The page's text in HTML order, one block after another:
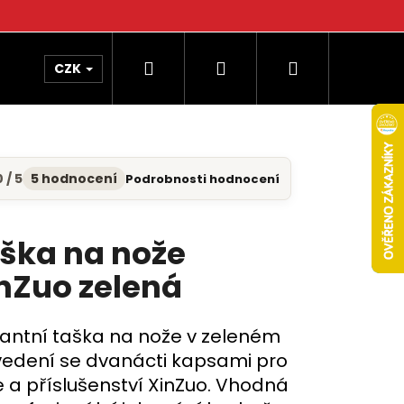
CZK Hledat PřihlášeníNákupní
/ 5 5 hodnocení Podrobnosti hodnocení
na nože
zelená
taška na nože v zeleném
se dvanácti kapsami pro
a příslušenství XinZuo. Vhodná